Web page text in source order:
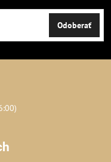
Odoberať